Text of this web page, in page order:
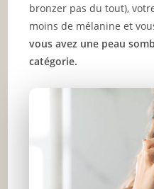
bronzer pas du tout),
moins de mélanine et
vous avez une peau
catégorie.